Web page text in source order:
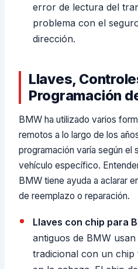
error de lectura del
problema con el
dirección.
Llaves,
Programación
BMW ha utilizado varios
remotos a lo largo de los
programación varía según el
vehículo específico.
BMW tiene ayuda a aclarar
de reemplazo o reparación.
Llaves con chip para
antiguos de BMW
tradicional con un